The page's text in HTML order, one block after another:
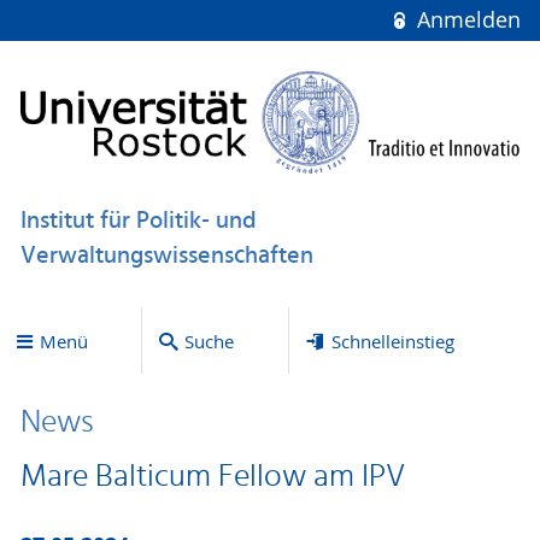
Anmelden
Institut für Politik- und
Verwaltungswissenschaften
Menü Suche Schnelleinstieg
News
Mare Balticum Fellow am IPV